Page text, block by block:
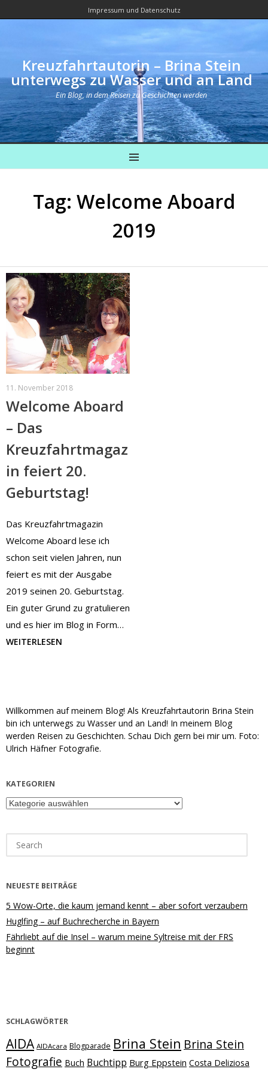
Impressum und Datenschutz
Kreuzfahrtautorin – Brina Stein
unterwegs zu Wasser und an Land
Ein Blog, in dem Reisen zu Geschichten werden
MENU
Tag: Welcome Aboard
2019
11. November 2018
Welcome Aboard
– Das
Kreuzfahrtmagaz
in feiert 20.
Geburtstag!
Das Kreuzfahrtmagazin
Welcome Aboard lese ich
schon seit vielen Jahren, nun
feiert es mit der Ausgabe
2019 seinen 20. Geburtstag.
Ein guter Grund zu gratulieren
und es hier im Blog in Form…
WEITERLESEN
Willkommen auf meinem Blog! Als Kreuzfahrtautorin Brina Stein
bin ich unterwegs zu Wasser und an Land! In meinem Blog
werden Reisen zu Geschichten. Schau Dich gern bei mir um. Foto:
Ulrich Häfner Fotografie.
KATEGORIEN
Kategorien
for:
NEUESTE BEITRÄGE
5 Wow-Orte, die kaum jemand kennt – aber sofort verzaubern
Huglfing – auf Buchrecherche in Bayern
Fährliebt auf die Insel – warum meine Syltreise mit der FRS
beginnt
SCHLAGWÖRTER
AIDA AIDAcara Blogparade Brina Stein Brina Stein
Fotografie Buch Buchtipp Burg Eppstein Costa Deliziosa